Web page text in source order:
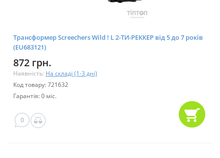
Трансформер Screechers Wild ! L 2-ТИ-РЕККЕР від 5 до 7 років
(EU683121)
872 грн.
Наявність: На складі (1-3 дні)
Код товару: 721632
Гарантія: 0 міс.
0